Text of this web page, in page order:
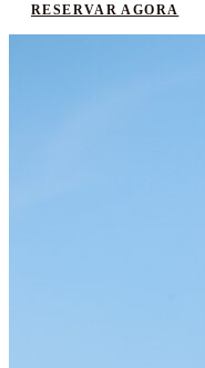
RESERVAR AGORA